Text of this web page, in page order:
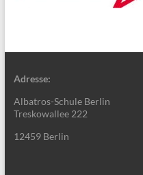
Adresse:
Albatros-Schule Berlin
Treskowallee 222
12459 Berlin